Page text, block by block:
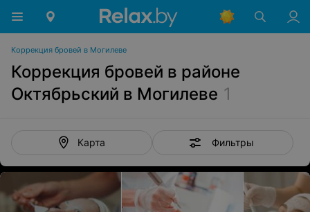
Коррекция бровей в Могилеве
Коррекция бровей в районе
Октябрьский в Могилеве 1
Карта Фильтры